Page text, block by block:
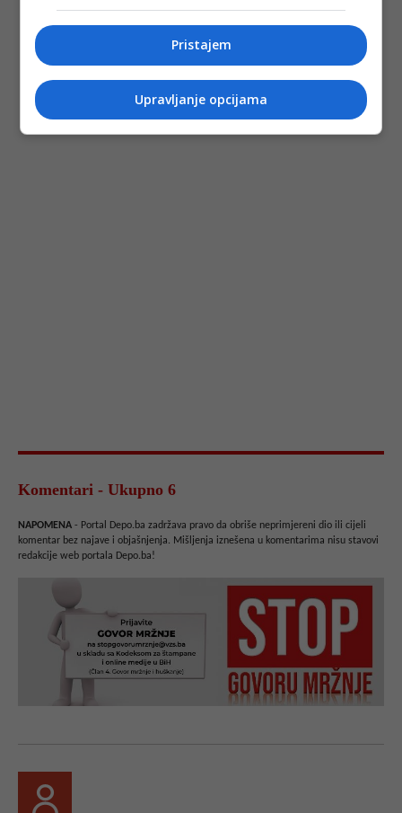
Komentari - Ukupno 6
NAPOMENA - Portal Depo.ba zadržava pravo da obriše neprimjereni dio ili cijeli
komentar bez najave i objašnjenja. Mišljenja iznešena u komentarima nisu stavovi
redakcije web portala Depo.ba!
Pristajem
Upravljanje opcijama